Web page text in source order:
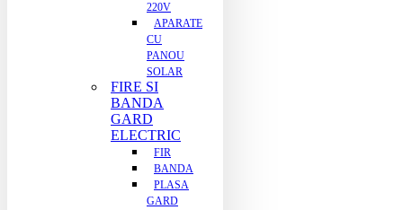
220V
APARATE
CU
PANOU
SOLAR
FIRE SI
BANDA
GARD
ELECTRIC
FIR
BANDA
PLASA
GARD